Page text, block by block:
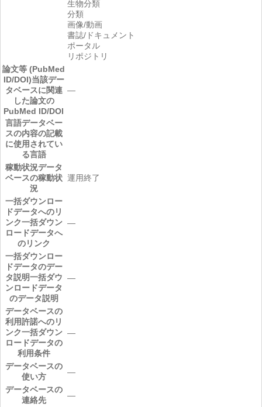
生物分類
分類
画像/動画
書誌/ドキュメント
ポータル
リポジトリ
論文等 (PubMed
ID/DOI)当該デー
タベースに関連
した論文の
PubMed ID/DOI
―
言語データベー
スの内容の記載
に使用されてい
る言語
稼動状況データ
ベースの稼動状
況
運用終了
一括ダウンロー
ドデータへのリ
ンク一括ダウン
ロードデータへ
のリンク
―
一括ダウンロー
ドデータのデー
タ説明一括ダウ
ンロードデータ
のデータ説明
―
データベースの
利用許諾へのリ
ンク一括ダウン
ロードデータの
利用条件
―
データベースの
使い方
―
データベースの
連絡先
―